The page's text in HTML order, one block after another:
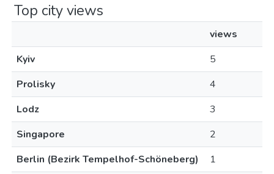
Top city views
views
Kyiv
5
Prolisky
4
Lodz
3
Singapore
2
Berlin (Bezirk Tempelhof-Schöneberg)
1